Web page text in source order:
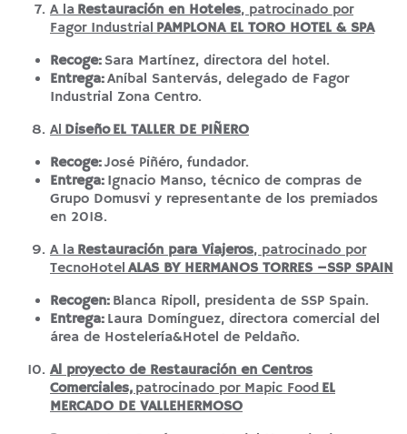
A laRestauración en Hoteles, patrocinado por
Fagor IndustrialPAMPLONA EL TORO HOTEL & SPA
Recoge: Sara Martínez, directora del hotel.
Entrega:Aníbal Santervás, delegado de Fagor
Industrial Zona Centro.
AlDiseñoEL TALLER DE PIÑERO
Recoge:José Piñéro, fundador.
Entrega: Ignacio Manso, técnico de compras de
Grupo Domusvi y representante de los premiados
en 2018.
A laRestauración para Viajeros, patrocinado por
TecnoHotelALAS BY HERMANOS TORRES –SSP SPAIN
Recogen: Blanca Ripoll, presidenta de SSP Spain.
Entrega: Laura Domínguez, directora comercial del
área de Hostelería&Hotel de Peldaño.
Al proyecto de Restauración en Centros
Comerciales,patrocinado por Mapic FoodEL
MERCADO DE VALLEHERMOSO